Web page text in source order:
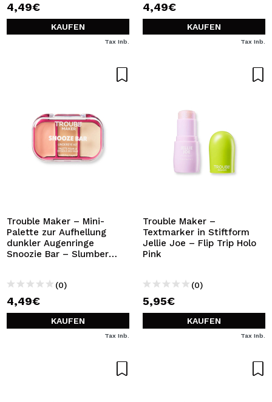
4,49€
KAUFEN
Tax Inb.
4,49€
KAUFEN
Tax Inb.
Trouble Maker – Mini-
Palette zur Aufhellung
dunkler Augenringe
Snoozie Bar – Slumber
(0)
4,49€
KAUFEN
Tax Inb.
Trouble Maker –
Textmarker in Stiftform
Jellie Joe – Flip Trip Holo
Pink
(0)
5,95€
KAUFEN
Tax Inb.